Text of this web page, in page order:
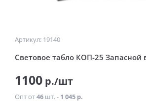
Артикул: 19140
Световое табло КОП-25 Запасной
1100 р./шт
Опт от46 шт. - 1 045 р.